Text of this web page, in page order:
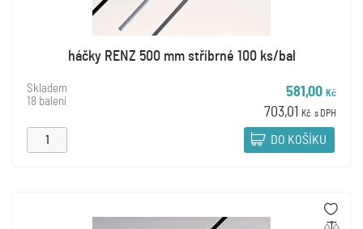
háčky RENZ 500 mm stříbrné 100 ks/bal
Skladem
18 balení
581,00 Kč
703,01 Kč s DPH
DO KOŠÍKU